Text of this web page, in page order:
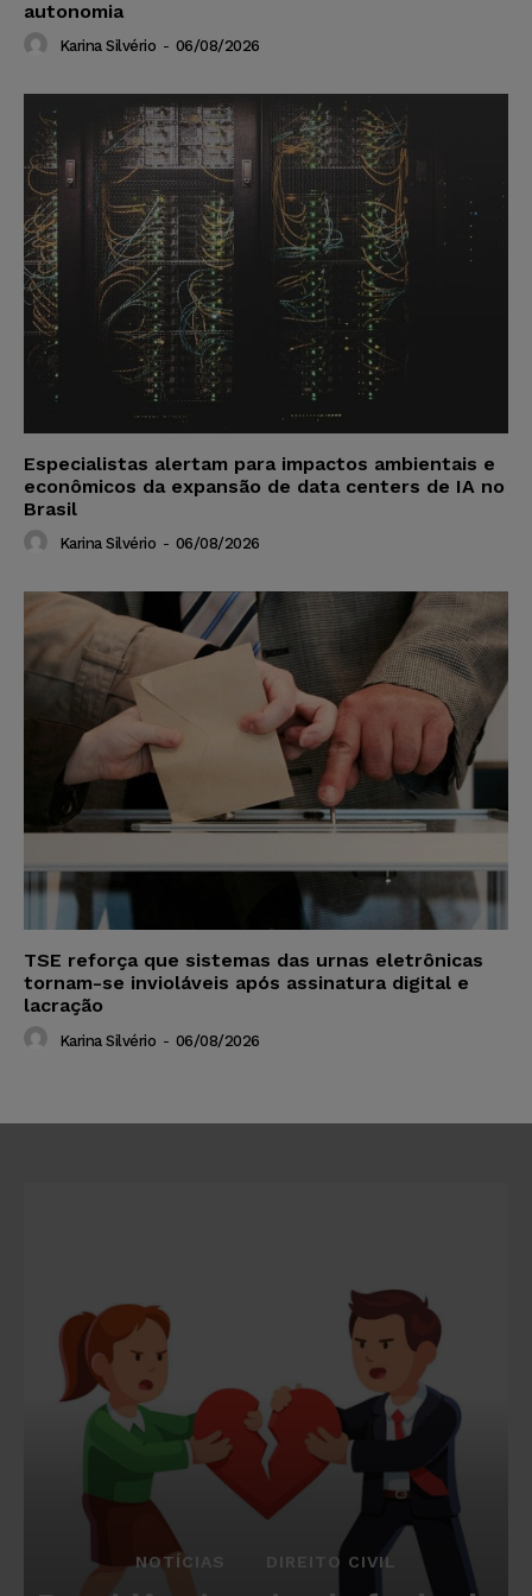
autonomia
Karina Silvério - 06/08/2026
Especialistas alertam para impactos ambientais e
econômicos da expansão de data centers de IA no
Brasil
Karina Silvério - 06/08/2026
TSE reforça que sistemas das urnas eletrônicas
tornam-se invioláveis após assinatura digital e
lacração
Karina Silvério - 06/08/2026